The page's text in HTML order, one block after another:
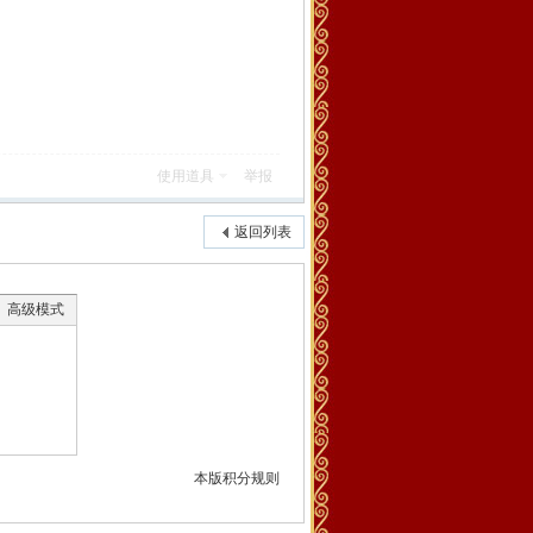
使用道具 举报
返回列表
高级模式
本版积分规则